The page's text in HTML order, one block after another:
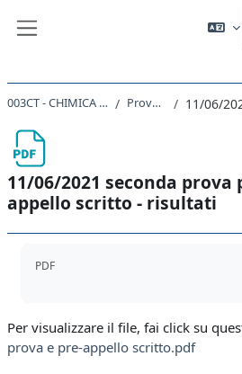
003CT - CHIMICA ORGANICA I 2020 Prove di Esame
11/06/2021 seconda prova
appello scritto - risultati
PDF
Per visualizzare il file, fai click su
prova e pre-appello scritto.pdf